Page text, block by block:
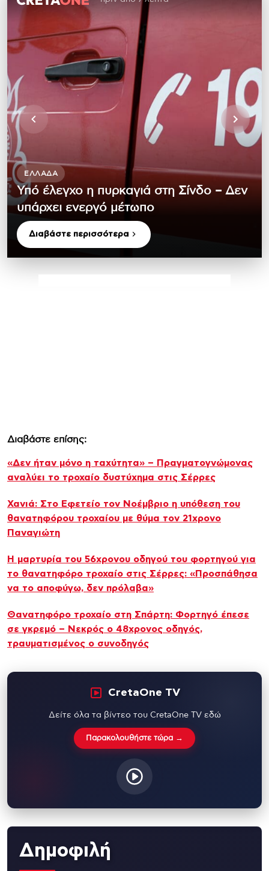
ΕΛΛΆΔΑ
Υπό έλεγχο η πυρκαγιά στη Σίνδο – Δεν
υπάρχει ενεργό μέτωπο
Διαβάστε περισσότερα
Διαβάστε επίσης:
«Δεν ήταν μόνο η ταχύτητα» – Πραγματογνώμονας
αναλύει το τροχαίο δυστύχημα στις Σέρρες
Χανιά: Στο Εφετείο τον Νοέμβριο η υπόθεση του
θανατηφόρου τροχαίου με θύμα τον 21χρονο
Παναγιώτη
Η μαρτυρία του 56χρονου οδηγού του φορτηγού για
το θανατηφόρο τροχαίο στις Σέρρες: «Προσπάθησα
να το αποφύγω, δεν πρόλαβα»
Θανατηφόρο τροχαίο στη Σπάρτη: Φορτηγό έπεσε
σε γκρεμό – Νεκρός ο 48χρονος οδηγός,
τραυματισμένος ο συνοδηγός
CretaOne TV
Δείτε όλα τα βίντεο του CretaOne TV εδώ
Παρακολουθήστε τώρα →
Δημοφιλή